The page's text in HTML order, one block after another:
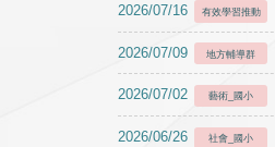
2026/07/16 有效學習推動
2026/07/09 地方輔導群
2026/07/02 藝術_國小
2026/06/26 社會_國小